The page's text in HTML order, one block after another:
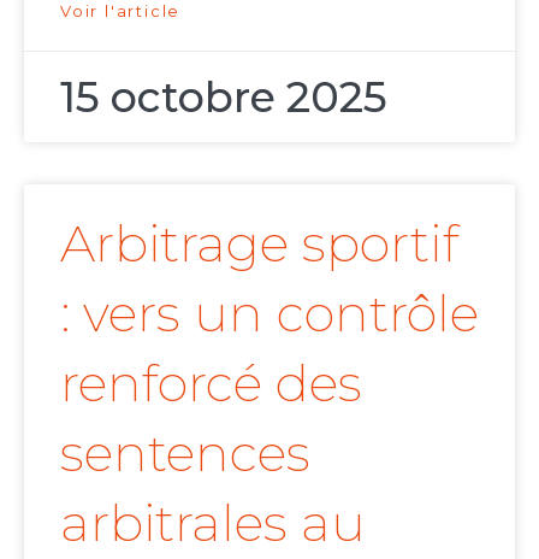
Voir l'article
15 octobre 2025
Arbitrage sportif
: vers un contrôle
renforcé des
sentences
arbitrales au